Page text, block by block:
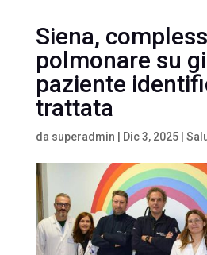
Siena,
polmonare su
paziente
trattata
da superadmin Dic 3, 2025|